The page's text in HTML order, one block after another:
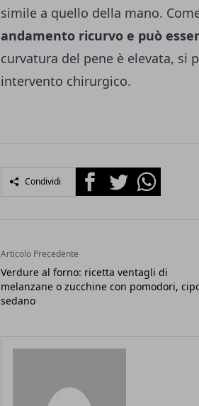
simile a quello della mano.
andamento ricurvo e può
curvatura del pene è elevata, si
intervento chirurgico.
Condividi FacebookTwitterWhatsapp
Articolo Precedente
Verdure al forno: ricetta ventagli di
melanzane o zucchine con pomodori,
sedano